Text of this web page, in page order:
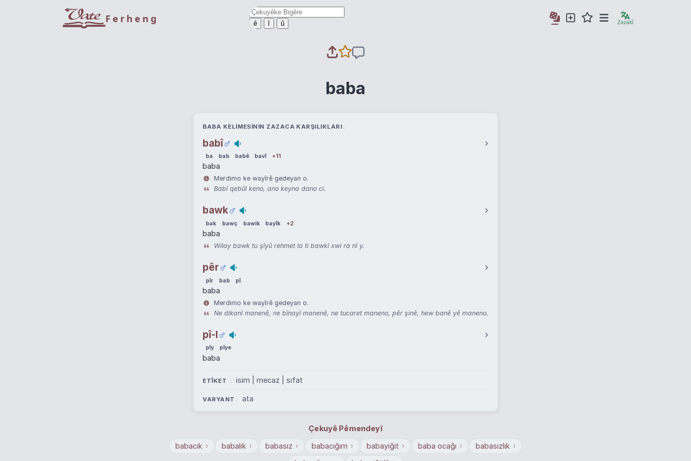
Ferheng ê î û Zazakî
baba
BABA KELIMESININ ZAZACA KARŞILIKLARI
babî ›
ba bab babê bavî +11
baba
Merdimo ke wayîrê gedeyan o.
Babî qebûl keno, ano keyna dano ci.
bawk ›
bak bawç bawik bayîk +2
baba
Wilay bawk tu şîyû rehmet la ti bawkî xwi ra nî y.
pêr ›
pîr bab pî
baba
Merdimo ke wayîrê gedeyan o.
Ne dikanî manenê, ne bînayî manenê, ne tucaret maneno, pêr şinê, hew banê yê maneno.
pî-I ›
pîy pîye
baba
ETÎKET isim | mecaz | sıfat
VARYANT ata
Çekuyê Pêmendeyî
babacık › babalık › babasız › babacığım › babayiğit › baba ocağı › babasızlık ›